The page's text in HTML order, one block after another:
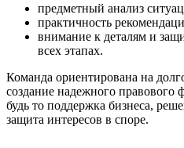
предметный анализ
практичность
внимание к деталям и
всех этапах.
Команда ориентирована на
создание надежного
будь то поддержка бизнеса,
защита интересов в споре.